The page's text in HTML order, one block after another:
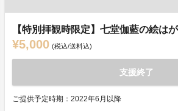
【特別拝観時限定】七堂伽藍の絵は
¥5,000 (税込/送料込)
支援終了
ご提供予定時期：2022年6月以降